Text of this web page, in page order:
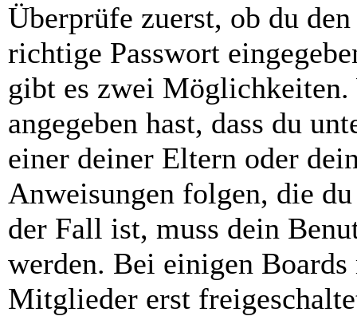
Überprüfe zuerst, ob du
richtige Passwort
gibt es zwei
angegeben hast, dass du
einer deiner Eltern oder
Anweisungen folgen, die
der Fall ist, muss dein
werden. Bei einigen Boards
Mitglieder erst